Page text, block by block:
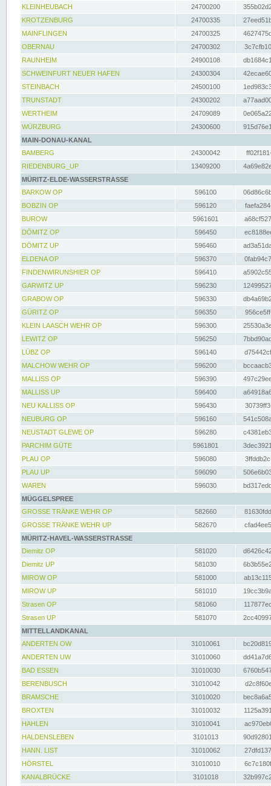
KLEINHEUBACH 24700200
KROTZENBURG
24700335
MAINFLINGEN
24700325
OBERNAU
24700302
RAUNHEIM
24900108
SCHWEINFURT NEUER HAFEN
24300304
STEINBACH
24500100
TRUNSTADT
24300202
WERTHEIM
24709089
WÜRZBURG
24300600
MAIN-DONAU-KANAL
BAMBERG
24300042
RIEDENBURG_UP
13409200
MÜRITZ-ELDE-WASSERSTRASSE
BARKOW OP
596100
BOBZIN OP
596120
BUROW
5961601
DÖMITZ OP
596450
DÖMITZ UP
596460
ELDENA OP
596370
FINDENWIRUNSHIER OP
596410
GARWITZ UP
596230
GRABOW OP
596330
GÜRITZ OP
596350
KLEIN LAASCH WEHR OP
596300
LEWITZ OP
596250
LÜBZ OP
596140
MALCHOW WEHR OP
596200
MALLISS OP
596390
MALLISS UP
596400
NEU KALLISS OP
596430
NEUBURG OP
596160
NEUSTADT GLEWE OP
596280
PARCHIM GÜTE
5961801
PLAU OP
596080
PLAU UP
596090
WAREN
596030
MÜGGELSPREE
GROSSE TRÄNKE WEHR OP
582660
GROSSE TRÄNKE WEHR UP
582670
MÜRITZ-HAVEL-WASSERSTRASSE
Diemitz OP
581020
Diemitz UP
581030
MIROW OP
581000
MIROW UP
581010
Strasen OP
581060
Strasen UP
581070
MITTELLANDKANAL
ANDERTEN OW
31010061
ANDERTEN UW
31010060
BAD ESSEN
31010030
BERENBUSCH
31010042
BRAMSCHE
31010020
BROXTEN
31010032
HAHLEN
31010041
HALDENSLEBEN
3101013
HANN. LIST
31010062
HÖRSTEL
31010010
KANALBRÜCKE
3101018